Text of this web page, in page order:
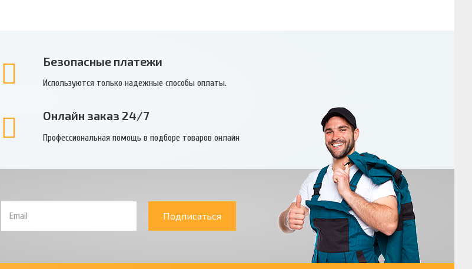
Безопасные платежи
Используются только надежные способы оплаты.
Онлайн заказ 24/7
Профессиональная помощь в подборе товаров онлайн
Подписаться